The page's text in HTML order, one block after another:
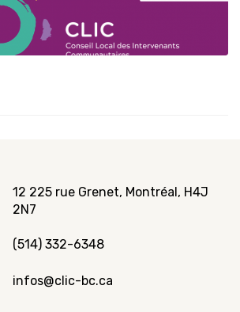
12 225 rue Grenet, Montréal, H4J
2N7
(514) 332-6348
infos@clic-bc.ca